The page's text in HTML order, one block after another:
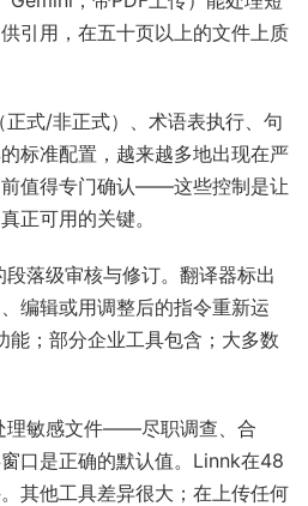
引用，在五十页以上的文件上质
正式/非正式）、术语表执行、句
标准配置，越来越多地出现在严
值得专门确认——这些控制是让
正可用的关键。
段落级审核与修订。翻译器标出
编辑或用调整后的指令重新运
能；部分企业工具包含；大多数
理敏感文件——尽职调查、合
口是正确的默认值。Linnk在48
其他工具差异很大；在上传任何